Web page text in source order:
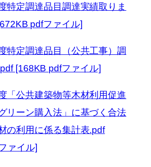
特定調達品目調達実績取りま
pdfファイル]
特定調達品目（公共工事）調
[168KB pdfファイル]
「公共建築物等木材利用促進
リーン購入法」に基づく合法
の利用に係る集計表.pdf
ァイル]